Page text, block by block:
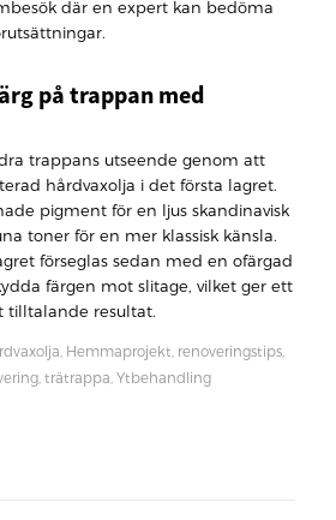
där en expert kan bedöma
på trappan med
trappans utseende genom att
hårdvaxolja i det första lagret.
pigment för en ljus skandinavisk
toner för en mer klassisk känsla.
förseglas sedan med en ofärgad
färgen mot slitage, vilket ger ett
tilltalande resultat.
, Hemmaprojekt, renoveringstips,
, trätrappa, Ytbehandling